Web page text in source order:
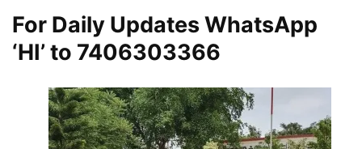
For Daily Updates WhatsApp
‘HI’ to 7406303366